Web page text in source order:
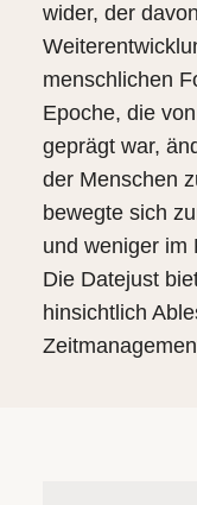
wider, der
menschlichen
Epoche, die
geprägt war,
der Menschen
bewegte sich
und weniger im
Die Datejust
hinsichtlich